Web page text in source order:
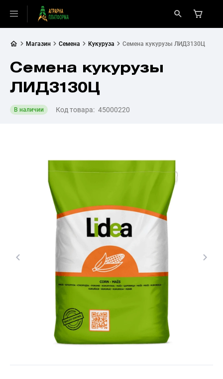
Магазин Семена Кукуруза Семена кукурузы ЛИД3130Ц
Семена кукурузы
ЛИД3130Ц
В наличии Код товара: 45000220